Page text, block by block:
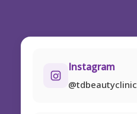
Instagram
@tdbeautyclinic